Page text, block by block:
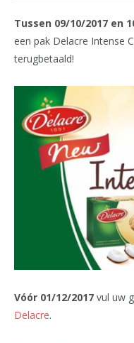
Tussen 09/10/2017 en
een pak Delacre Intense
terugbetaald!
Vóór 01/12/2017 vul uw
Delacre.